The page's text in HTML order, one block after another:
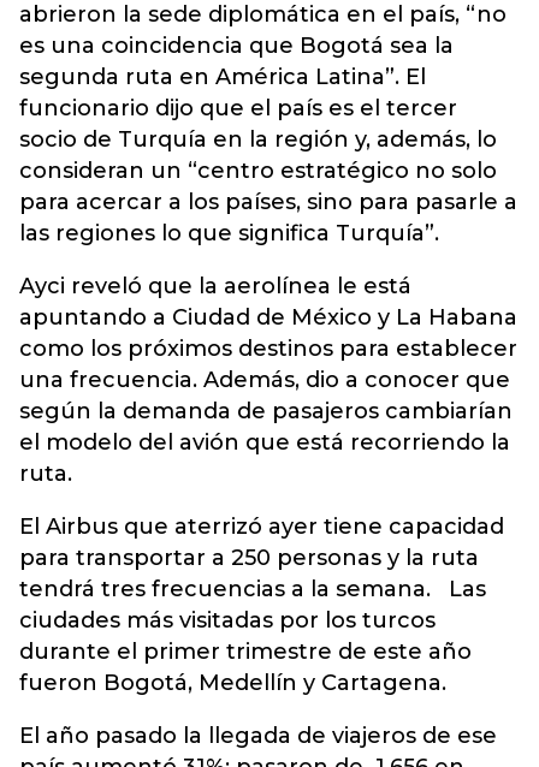
abrieron la sede diplomática en el país, “no
es una coincidencia que Bogotá sea la
segunda ruta en América Latina”. El
funcionario dijo que el país es el tercer
socio de Turquía en la región y, además, lo
consideran un “centro estratégico no solo
para acercar a los países, sino para pasarle a
las regiones lo que significa Turquía”.
Ayci reveló que la aerolínea le está
apuntando a Ciudad de México y La Habana
como los próximos destinos para establecer
una frecuencia. Además, dio a conocer que
según la demanda de pasajeros cambiarían
el modelo del avión que está recorriendo la
ruta.
El Airbus que aterrizó ayer tiene capacidad
para transportar a 250 personas y la ruta
tendrá tres frecuencias a la semana. Las
ciudades más visitadas por los turcos
durante el primer trimestre de este año
fueron Bogotá, Medellín y Cartagena.
El año pasado la llegada de viajeros de ese